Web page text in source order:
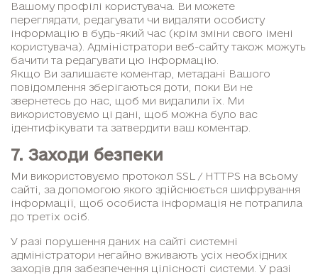
Вашому профілі користувача. Ви можете
переглядати, редагувати чи видаляти особисту
інформацію в будь-який час (крім зміни свого імені
користувача). Адміністратори веб-сайту також можуть
бачити та редагувати цю інформацію.
Якщо Ви залишаєте коментар, метадані Вашого
повідомлення зберігаються доти, поки Ви не
звернетесь до нас, щоб ми видалили їх. Ми
використовуємо ці дані, щоб можна було вас
ідентифікувати та затвердити ваш коментар.
7. Заходи безпеки
Ми використовуємо протокол SSL / HTTPS на всьому
сайті, за допомогою якого здійснюється шифрування
інформації, щоб особиста інформація не потрапила
до третіх осіб.
У разі порушення даних на сайті системні
адміністратори негайно вживають усіх необхідних
заходів для забезпечення цілісності системи. У разі